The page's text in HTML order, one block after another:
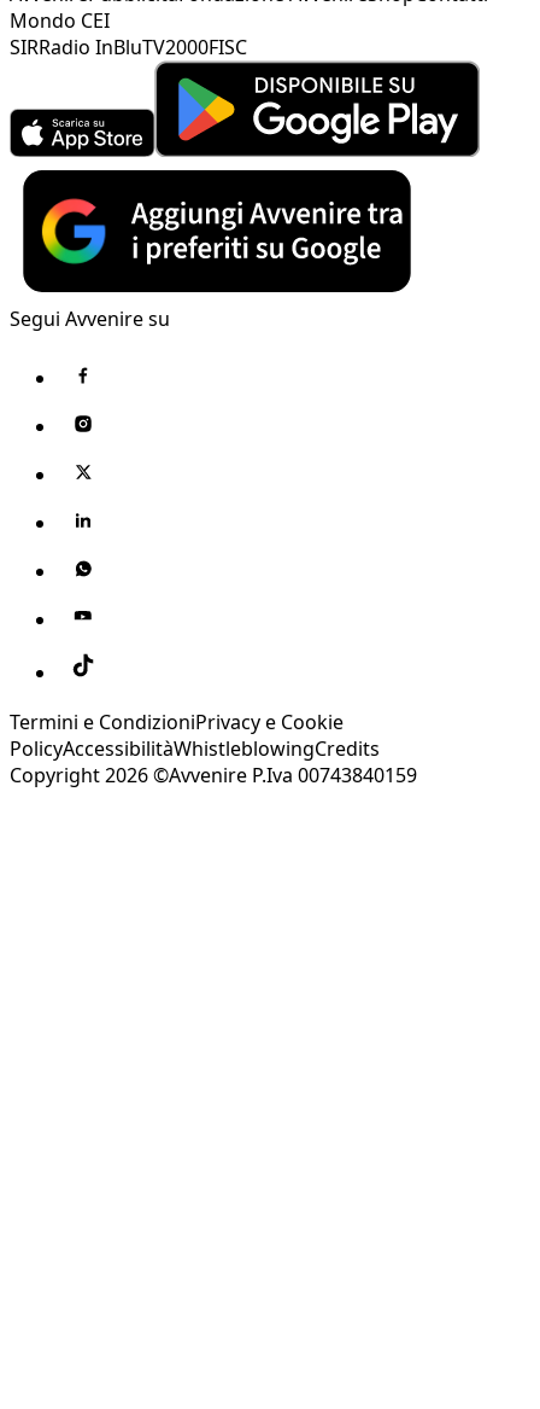
Mondo CEI
SIRRadio InBluTV2000FISC
Segui Avvenire su
Termini e CondizioniPrivacy e Cookie
PolicyAccessibilitàWhistleblowingCredits
Copyright 2026 ©Avvenire P.Iva 00743840159